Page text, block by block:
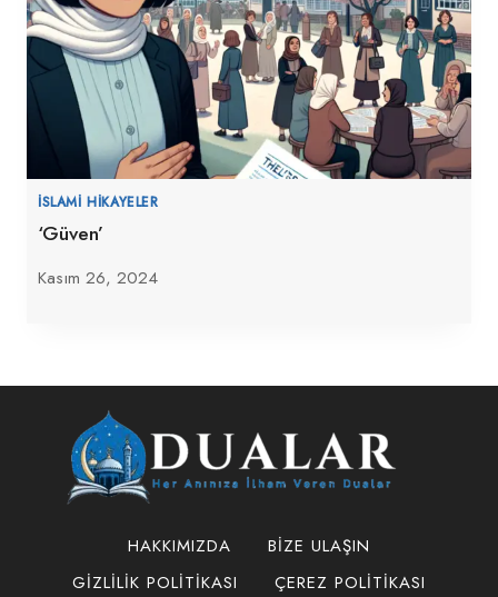
İSLAMI HIKAYELER
‘Güven’
Kasım 26, 2024
HAKKIMIZDA
BIZE ULAŞIN
GIZLILIK POLITIKASI
ÇEREZ POLITIKASI